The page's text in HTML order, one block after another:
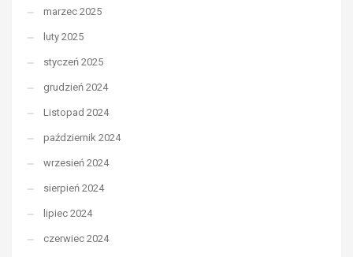
marzec 2025
luty 2025
styczeń 2025
grudzień 2024
Listopad 2024
październik 2024
wrzesień 2024
sierpień 2024
lipiec 2024
czerwiec 2024